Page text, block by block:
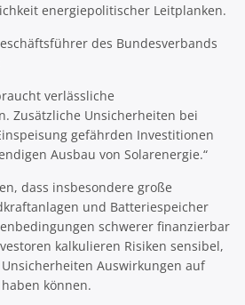
energiepolitischer Leitplanken.
des Bundesverbands
verlässliche
Zusätzliche Unsicherheiten bei
gefährden Investitionen
Ausbau von Solarenergie.“
dass insbesondere große
und Batteriespeicher
schwerer finanzierbar
kalkulieren Risiken sensibel,
Auswirkungen auf
können.